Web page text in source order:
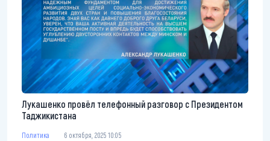
Лукашенко провёл телефонный разговор с Президентом
Таджикистана
Политика 6 октября, 2025 10:05